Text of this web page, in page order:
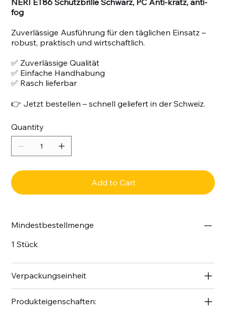
fog
Zuverlässige Ausführung für den täglichen Einsatz –
robust, praktisch und wirtschaftlich.
✅ Zuverlässige Qualität
✅ Einfache Handhabung
✅ Rasch lieferbar
👉 Jetzt bestellen – schnell geliefert in der Schweiz.
Quantity
Add to Cart
Mindestbestellmenge
1 Stück
Verpackungseinheit
Produkteigenschaften: